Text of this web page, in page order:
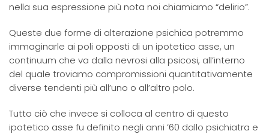
nella sua espressione più nota noi chiamiamo “delirio”.
Queste due forme di alterazione psichica potremmo
immaginarle ai poli opposti di un ipotetico asse, un
continuum che va dalla nevrosi alla psicosi, all’interno
del quale troviamo compromissioni quantitativamente
diverse tendenti più all’uno o all’altro polo.
Tutto ciò che invece si colloca al centro di questo
ipotetico asse fu definito negli anni ’60 dallo psichiatra e